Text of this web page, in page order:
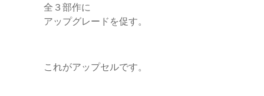
全３部作に
アップグレードを促す。
これがアップセルです。